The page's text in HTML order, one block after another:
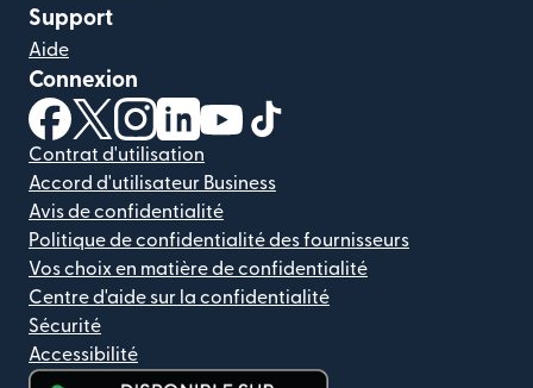
Support
Aide
Connexion
(s'ouvre dans une nouvelle fenêtre)
(s'ouvre dans une nouvelle fenêtre)
(s'ouvre dans une nouvelle fenêtre)
(s'ouvre dans une nouvelle fenêtre)
(s'ouvre dans une nouvelle
Contrat d'utilisation
Accord d'utilisateur Business
Avis de confidentialité
Politique de confidentialité des fournisseurs
Vos choix en matière de confidentialité
Centre d'aide sur la confidentialité
Sécurité
Accessibilité